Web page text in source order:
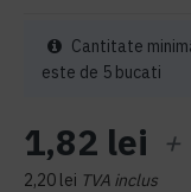
1,82 lei +
2,20 lei TVA inclus
Cantitate
este de 5 bucati